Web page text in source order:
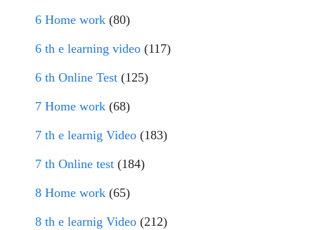
6 Home work (80)
6 th e learning video (117)
6 th Online Test (125)
7 Home work (68)
7 th e learnig Video (183)
7 th Online test (184)
8 Home work (65)
8 th e learnig Video (212)